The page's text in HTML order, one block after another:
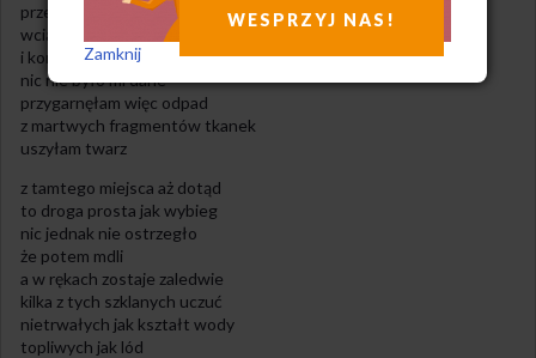
przez szczeliny się sączę
wciąż jeszcze staję przed lustrem
i kontur znam
nic nie było mi dane
przygarnęłam więc odpad
z martwych fragmentów tkanek
uszyłam twarz
z tamtego miejsca aż dotąd
to droga prosta jak wybieg
nic jednak nie ostrzegło
że potem mdli
a w rękach zostaje zaledwie
kilka z tych szklanych uczuć
nietrwałych jak kształt wody
topliwych jak lód
WESPRZYJ NAS!
Zamknij